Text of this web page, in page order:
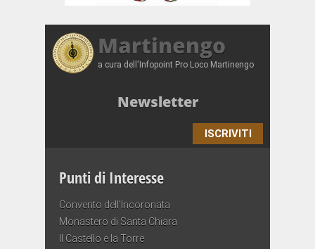
Martinengo
a cura dell'Infopoint Pro Loco Martinengo
Newsletter
ISCRIVITI
Punti di Interesse
Convento dell’Incoronata
Monastero di Santa Chiara
Il Castello e la Torre